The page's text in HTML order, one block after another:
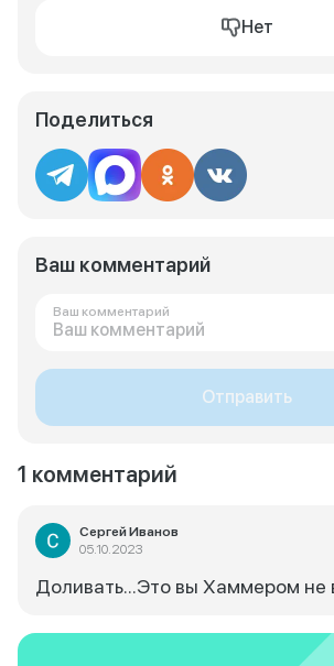
Нет
Поделиться
Ваш комментарий
Ваш комментарий
Отправить
1 комментарий
Сергей Иванов
05.10.2023
Доливать...Это вы Хаммером не